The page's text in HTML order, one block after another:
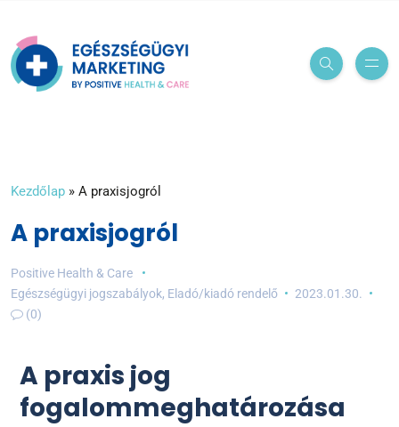
Kezdőlap » A praxisjogról
A praxisjogról
Positive Health & Care
Egészségügyi jogszabályok, Eladó/kiadó rendelő
2023.01.30.
(0)
A praxis jog
fogalommeghatározása